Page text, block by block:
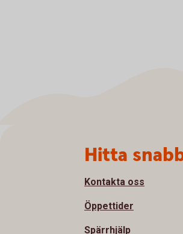
Hitta
Kontakta oss
Öppettider
Spärrhjälp